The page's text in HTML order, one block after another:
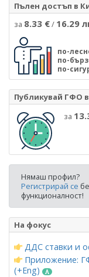
Пълен достъп в
за 8.33 €/ 16.29
по-
по-
по-
Публикувай ГФО
за
Нямаш профил?
Регистрирай се
функционалност!
На фокус
ДДС ставки и
Приложение:
(+Eng)